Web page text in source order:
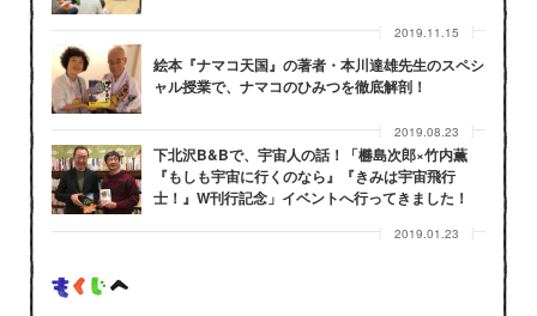
2019.11.15
絵本『ナマコ天国』の著者・本川達雄先生のスペシ
ャル授業で、ナマコのひみつを徹底解剖！
2019.08.23
下北沢B&Bで、宇宙人の話！「橳島次郎×竹内薫
『もしも宇宙に行くのなら』『きみは宇宙飛行
士！』W刊行記念」イベントへ行ってきました！
2019.01.23